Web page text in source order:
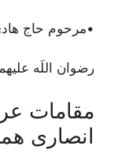
•مرحوم حاج
رضوان اللَه
مقامات
انصاری